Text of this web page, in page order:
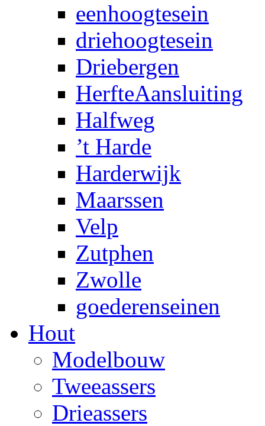
eenhoogtesein
driehoogtesein
Driebergen
HerfteAansluiting
Halfweg
’t Harde
Harderwijk
Maarssen
Velp
Zutphen
Zwolle
goederenseinen
Hout
Modelbouw
Tweeassers
Drieassers